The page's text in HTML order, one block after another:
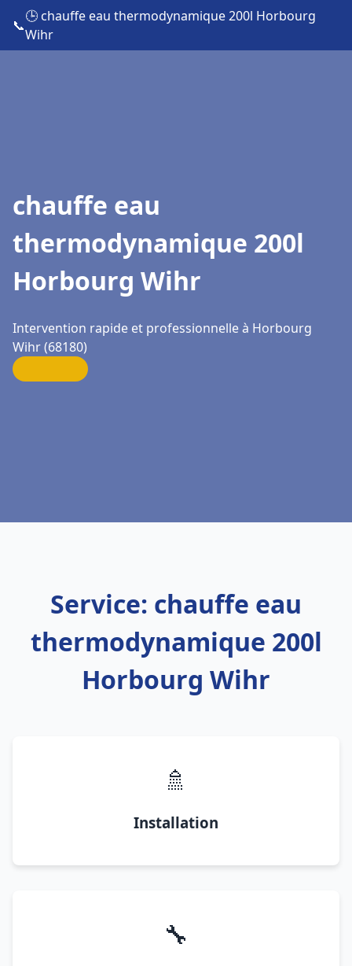
📞
🕒 chauffe eau thermodynamique 200l Horbourg
Wihr
chauffe eau
thermodynamique 200l
Horbourg Wihr
Intervention rapide et professionnelle à Horbourg
Wihr (68180)
Service: chauffe eau
thermodynamique 200l
Horbourg Wihr
🚿
Installation
🔧